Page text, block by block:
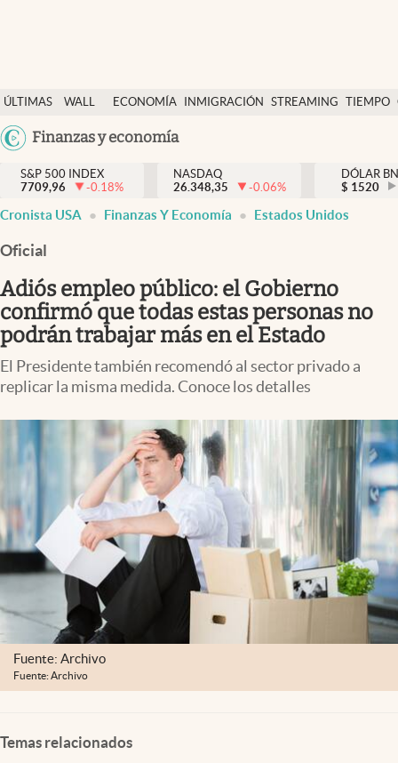
ÚLTIMAS
NOTICIAS
WALL
DÓLAR
ECONOMÍA INMIGRACIÓN STREAMING TIEMPO
México
USA
Finanzas y economía
Finanzas y economía
Wall Street y dólar
Inmigración
Espiritual
Streaming
PC y mobile
S&P 500 INDEX
7709,96
-0.18%
NASDAQ
26.348,35
-0.06%
DÓLAR
$ 1520
Cronista USA Finanzas Y Economía Estados Unidos
Oficial
Adiós empleo público: el Gobierno
confirmó que todas estas personas no
podrán trabajar más en el Estado
El Presidente también recomendó al sector privado a
replicar la misma medida. Conoce los detalles
Fuente: Archivo
Fuente: Archivo
Temas relacionados